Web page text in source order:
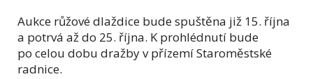
Aukce růžové dlaždice bude spuštěna již 15. října
a potrvá až do 25. října. K prohlédnutí bude
po celou dobu dražby v přízemí Staroměstské
radnice.